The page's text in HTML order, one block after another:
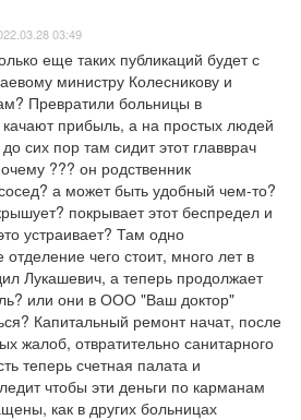
03:49
еще таких публикаций будет с
министру Колесникову и
Превратили больницы в
прибыль, а на простых людей
сих пор там сидит этот главврач
??? он родственник
а может быть удобный чем-то?
покрывает этот беспредел и
устраивает? Там одно
чего стоит, много лет в
Лукашевич, а теперь продолжает
или они в ООО "Ваш доктор"
Капитальный ремонт начат, после
жалоб, отвратительно санитарного
теперь счетная палата и
чтобы эти деньги по карманам
как в других больницах